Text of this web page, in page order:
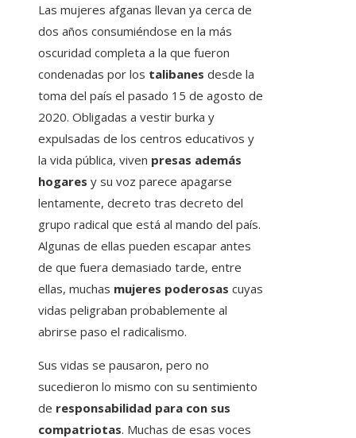
Las mujeres afganas llevan ya cerca de
dos años consumiéndose en la más
oscuridad completa a la que fueron
condenadas por los talibanes desde la
toma del país el pasado 15 de agosto de
2020. Obligadas a vestir burka y
expulsadas de los centros educativos y
la vida pública, viven presas además
hogares y su voz parece apagarse
lentamente, decreto tras decreto del
grupo radical que está al mando del país.
Algunas de ellas pueden escapar antes
de que fuera demasiado tarde, entre
ellas, muchas mujeres poderosas cuyas
vidas peligraban probablemente al
abrirse paso el radicalismo.
Sus vidas se pausaron, pero no
sucedieron lo mismo con su sentimiento
de responsabilidad para con sus
compatriotas. Muchas de esas voces